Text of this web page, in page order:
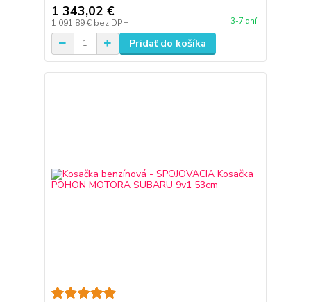
1 343,02 €
1 091,89 € bez DPH 3-7 dní
Pridať do košíka